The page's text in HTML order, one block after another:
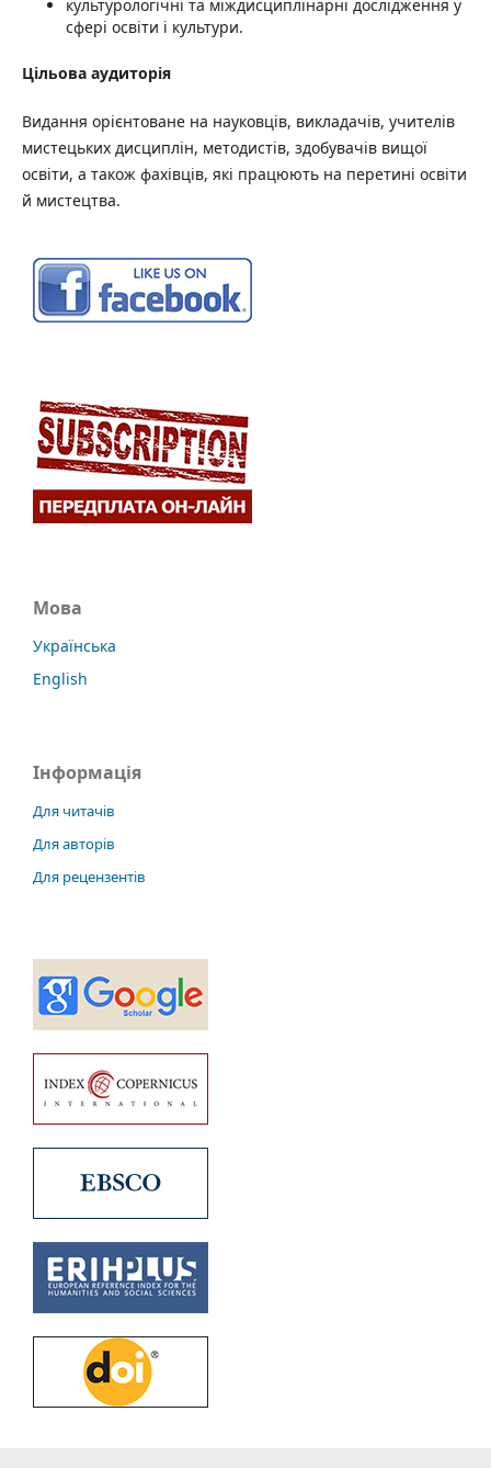
культурологічні та міждисциплінарні дослідження у
сфері освіти і культури.
Цільова аудиторія
Видання орієнтоване на науковців, викладачів, учителів
мистецьких дисциплін, методистів, здобувачів вищої
освіти, а також фахівців, які працюють на перетині освіти
й мистецтва.
Мова
Українська
English
Інформація
Для читачів
Для авторів
Для рецензентів